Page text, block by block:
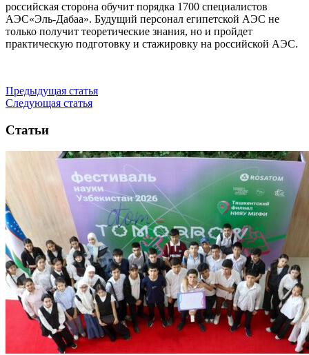
российская сторона обучит порядка 1700 специалистов
АЭС«Эль-Дабаа». Будущий персонал египетской АЭС не
только получит теоретические знания, но и пройдет
практическую подготовку и стажировку на российской АЭС.
Предыдущая статья
Следующая статья
Статьи